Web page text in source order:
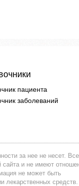
пациента
заболеваний
за нее не несет.
сайта и не имеют
не может быть
лекарственных средств.